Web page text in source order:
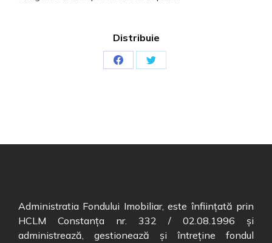
Distribuie
Administratia Fondului Imobiliar, este înființată prin
HCLM Constanța nr. 332 / 02.08.1996 și
administrează, gestionează și întreține fondul